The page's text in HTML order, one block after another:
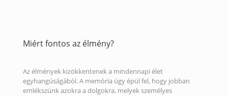
Miért fontos az élmény?
Az élmények kizökkentenek a mindennapi élet
egyhangúságából. A memória úgy épül fel, hogy jobban
emlékszünk azokra a dolgokra, melyek személyes